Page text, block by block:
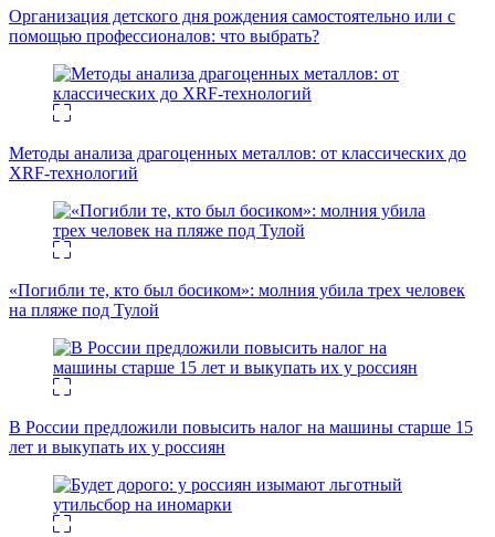
Организация детского дня рождения самостоятельно или с
помощью профессионалов: что выбрать?
Методы анализа драгоценных металлов: от классических до
XRF-технологий
«Погибли те, кто был босиком»: молния убила трех человек
на пляже под Тулой
В России предложили повысить налог на машины старше 15
лет и выкупать их у россиян